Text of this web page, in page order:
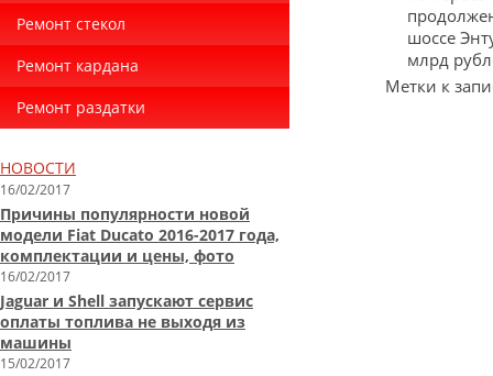
Ремонт стекол
Ремонт кардана
Ремонт раздатки
НОВОСТИ
16/02/2017
Причины популярности новой
модели Fiat Ducato 2016-2017 года,
комплектации и цены, фото
16/02/2017
Jaguar и Shell запускают сервис
оплаты топлива не выходя из
машины
15/02/2017
шоссе
млрд
Метки к